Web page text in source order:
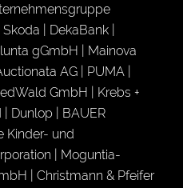
| DekaBank |
gGmbH | Mainova
AG | PUMA |
GmbH | Krebs +
| Dunlop | BAUER
Kinder- und
| Moguntia-
| Christmann & Pfeifer